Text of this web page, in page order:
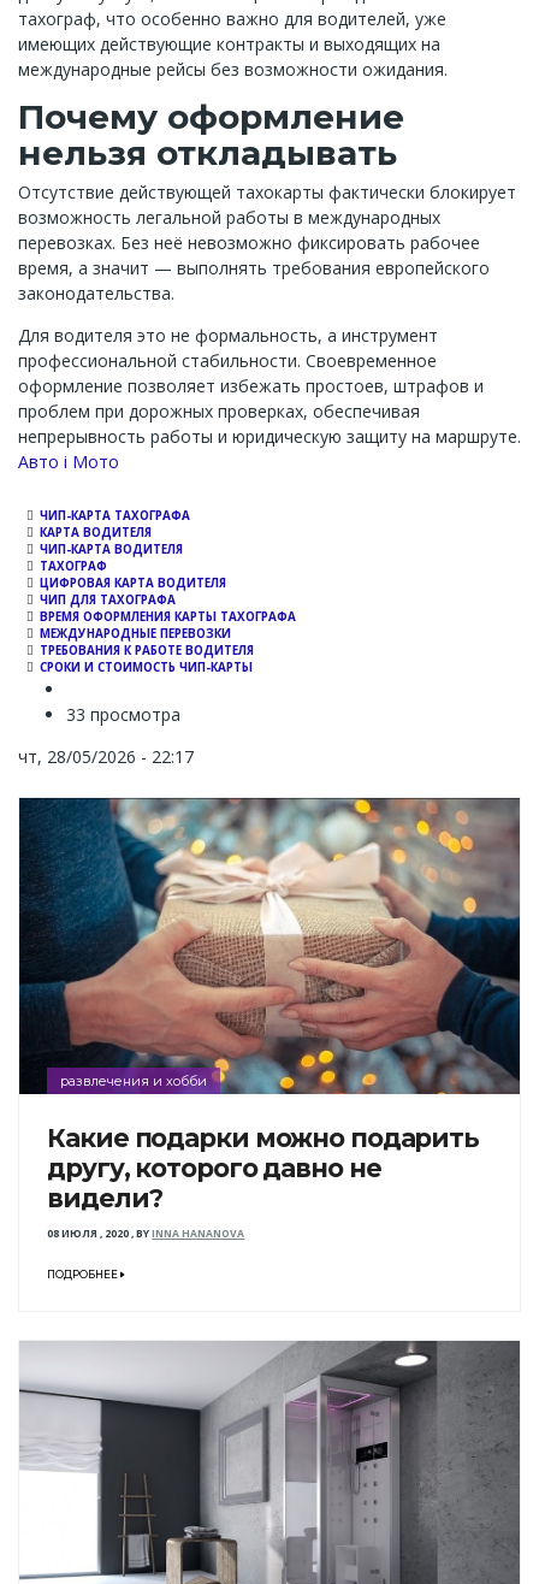
тахограф, что особенно важно для водителей, уже
имеющих действующие контракты и выходящих на
международные рейсы без возможности ожидания.
Почему оформление
нельзя откладывать
Отсутствие действующей тахокарты фактически блокирует
возможность легальной работы в международных
перевозках. Без неё невозможно фиксировать рабочее
время, а значит — выполнять требования европейского
законодательства.
Для водителя это не формальность, а инструмент
профессиональной стабильности. Своевременное
оформление позволяет избежать простоев, штрафов и
проблем при дорожных проверках, обеспечивая
непрерывность работы и юридическую защиту на маршруте.
Channel
Авто і Мото
ЧИП-КАРТА ТАХОГРАФА
КАРТА ВОДИТЕЛЯ
ЧИП-КАРТА ВОДИТЕЛЯ
ТАХОГРАФ
ЦИФРОВАЯ КАРТА ВОДИТЕЛЯ
ЧИП ДЛЯ ТАХОГРАФА
ВРЕМЯ ОФОРМЛЕНИЯ КАРТЫ ТАХОГРАФА
МЕЖДУНАРОДНЫЕ ПЕРЕВОЗКИ
ТРЕБОВАНИЯ К РАБОТЕ ВОДИТЕЛЯ
СРОКИ И СТОИМОСТЬ ЧИП-КАРТЫ
33 просмотра
чт, 28/05/2026 - 22:17
развлечения и хобби
Какие подарки можно подарить
другу, которого давно не
видели?
08 ИЮЛЯ , 2020,BYINNA HANANOVA
ПОДРОБНЕЕ